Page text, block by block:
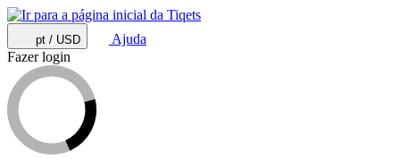
pt / USD
Ajuda
Fazer login